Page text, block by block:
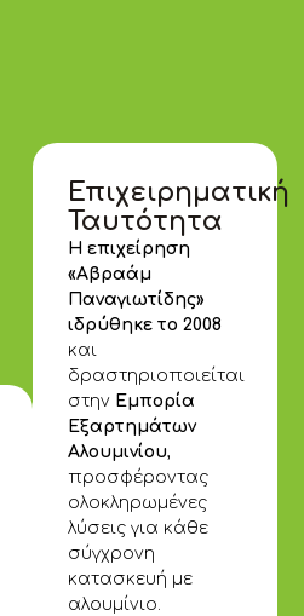
Επιχειρηματική
Ταυτότητα
Η επιχείρηση
«Αβραάμ
Παναγιωτίδης»
ιδρύθηκε το 2008
και
δραστηριοποιείται
στην Εμπορία
Εξαρτημάτων
Αλουμινίου,
προσφέροντας
ολοκληρωμένες
λύσεις για κάθε
σύγχρονη
κατασκευή με
αλουμίνιο.